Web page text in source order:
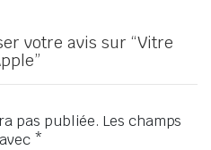
votre avis sur “Vitre
pas publiée. Les champs
*